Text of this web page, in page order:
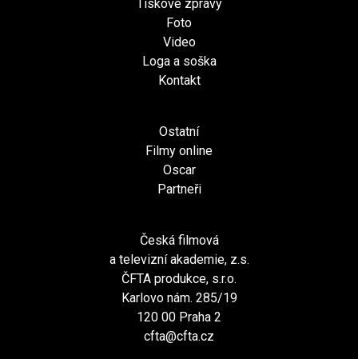
Tiskové zprávy
Foto
Video
Loga a soška
Kontakt
Ostatní
Filmy online
Oscar
Partneři
Česká filmová
a televizní akademie, z.s.
ČFTA produkce, s.r.o.
Karlovo nám. 285/19
120 00 Praha 2
cfta@cfta.cz